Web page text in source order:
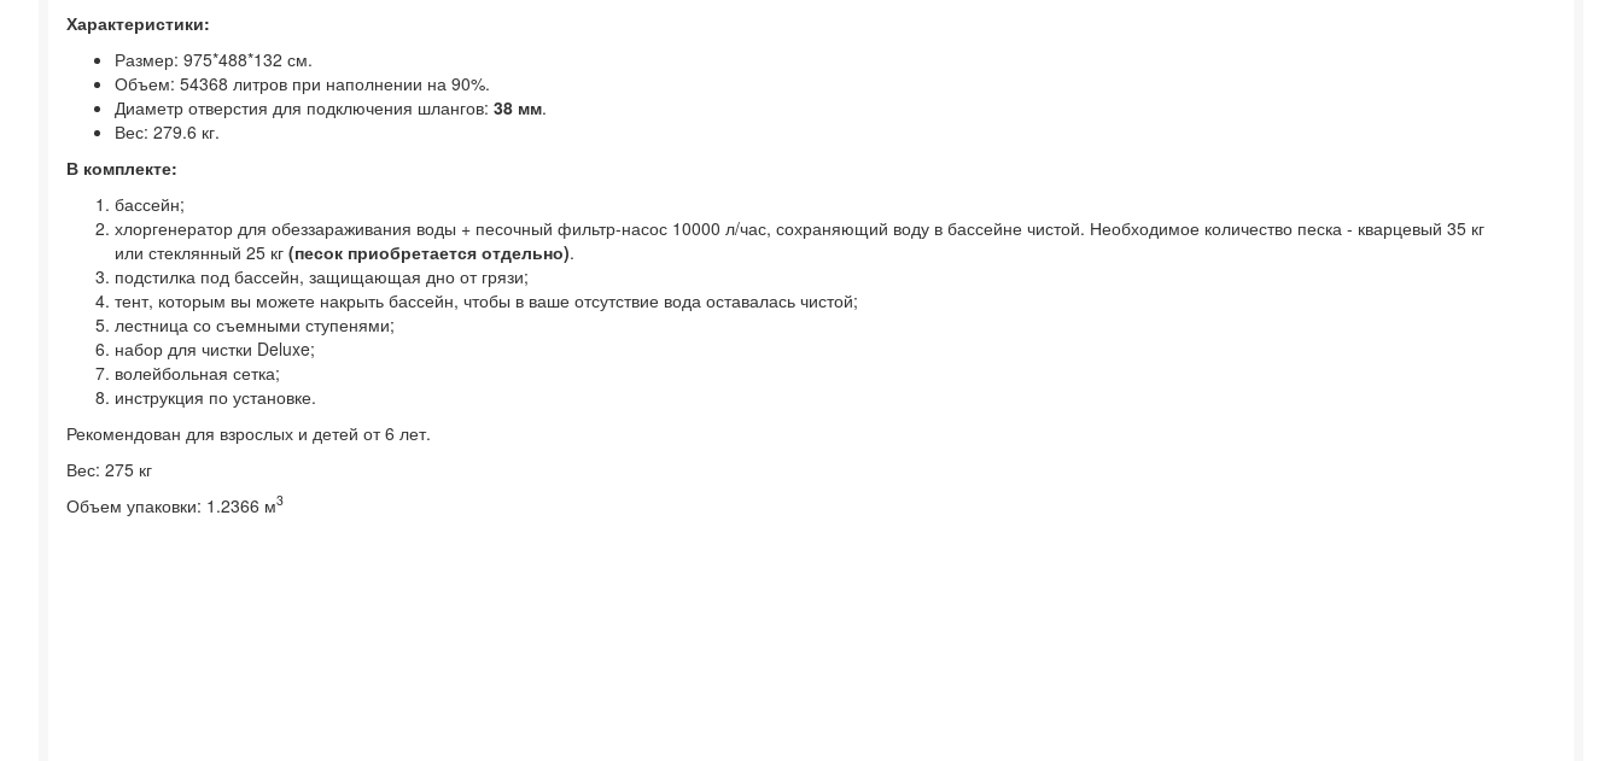
Характеристики:
Размер: 975*488*132 см.
Объем: 54368 литров при наполнении на 90%.
Диаметр отверстия для подключения шлангов: 38 мм.
Вес: 279.6 кг.
В комплекте:
бассейн;
хлоргенератор для обеззараживания воды + песочный фильтр-насос 10000 л/час, сохраняющий воду в бассейне чистой. Необходимое количество песка - кварцевый 35 кг
или стеклянный 25 кг (песок приобретается отдельно).
подстилка под бассейн, защищающая дно от грязи;
тент, которым вы можете накрыть бассейн, чтобы в ваше отсутствие вода оставалась чистой;
лестница со съемными ступенями;
набор для чистки Deluxe;
волейбольная сетка;
инструкция по установке.
Рекомендован для взрослых и детей от 6 лет.
Вес: 275 кг
Объем упаковки: 1.2366 м3